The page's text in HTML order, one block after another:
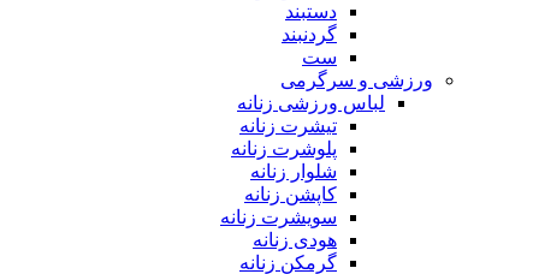
دستبند
گردنبند
ست
ورزشی و سرگرمی
لباس ورزشی زنانه
تیشرت زنانه
پلوشرت زنانه
شلوار زنانه
کاپشن زنانه
سویشرت زنانه
هودی زنانه
گرمکن زنانه